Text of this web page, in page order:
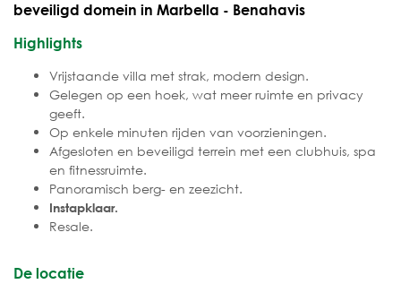
beveiligd domein in Marbella - Benahavis
Highlights
Vrijstaande villa met strak, modern design.
Gelegen op een hoek, wat meer ruimte en privacy
geeft.
Op enkele minuten rijden van voorzieningen.
Afgesloten en beveiligd terrein met een clubhuis, spa
en fitnessruimte.
Panoramisch berg- en zeezicht.
Instapklaar.
Resale.
De locatie